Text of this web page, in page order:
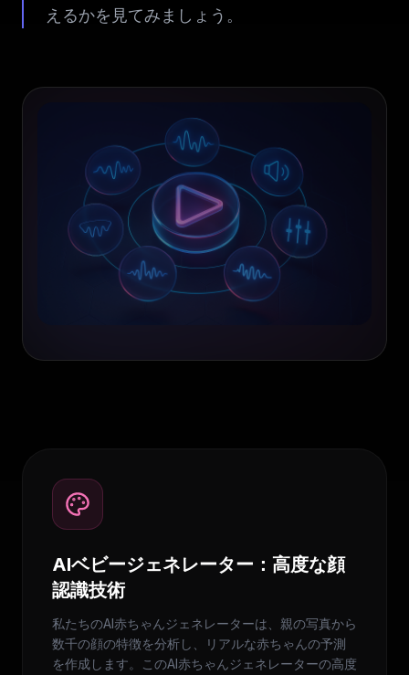
えるかを見てみましょう。
AIベビージェネレーター：高度な顔
認識技術
私たちのAI赤ちゃんジェネレーターは、親の写真から
数千の顔の特徴を分析し、リアルな赤ちゃんの予測
を作成します。このAI赤ちゃんジェネレーターの高度